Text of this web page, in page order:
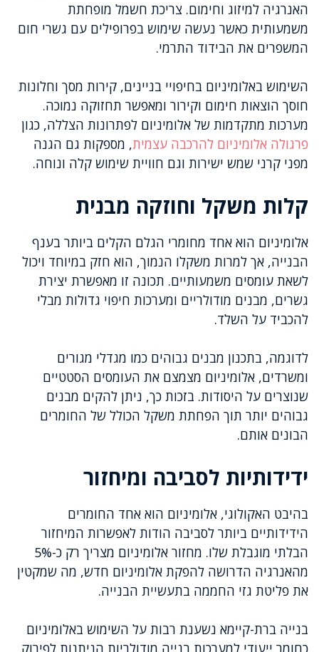
האנרגיה למיזוג וחימום. צריכת חשמל מופחתת
משמעותית כאשר נעשה שימוש בפרופילים עם גשרי חום
המשפרים את הבידוד התרמי.
השימוש באלומיניום בחיפויי בניינים, קירות מסך וחלונות
חוסך הוצאות חימום וקירור ומאפשר תחזוקה נמוכה.
מערכות מתקדמות של אלומיניום לפתרונות הצללה, כגון
פרגולה אלומיניום להרכבה עצמית, מספקות גם הגנה
מפני קרני שמש ישירות וגם חוויית שימוש קלה ונוחה.
קלות משקל וחוזקה מבנית
אלומיניום הוא אחד מחומרי הגלם הקלים ביותר בענף
הבנייה, אך למרות משקלו הנמוך, הוא חזק במיוחד ויכול
לשאת עומסים משמעותיים. תכונה זו מאפשרת יצירת
גשרים, מבנים מודולריים ומערכות חיפוי גדולות מבלי
להכביד על השלד.
לדוגמה, בתכנון מבנים גבוהים כמו מגדלי מגורים
ומשרדים, אלומיניום מצמצם את העומסים הסטטיים
שנוצרים על היסודות. בזכות כך, ניתן להקים מבנים
גבוהים יותר תוך הפחתת משקל הכולל של החומרים
הבונים אותם.
ידידותיות לסביבה ומיחזור
בהיבט האקולוגי, אלומיניום הוא אחד החומרים
הידידותיים ביותר לסביבה הודות לאפשרות המיחזור
הבלתי מוגבלת שלו. מחזור אלומיניום מצריך רק כ-5%
מהאנרגיה הדרושה להפקת אלומיניום חדש, מה שמקטין
את פליטת גזי החממה בתעשיית הבנייה.
בנייה ברת-קיימא נשענת רבות על השימוש באלומיניום
כחומר ייעודי למערכות בנייה מודולריות הניתנות לפירוק